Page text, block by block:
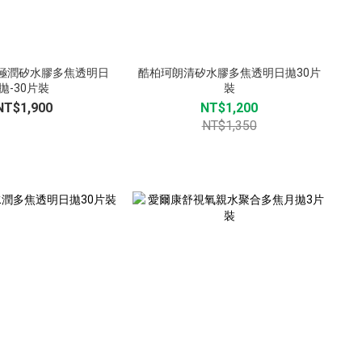
潤矽水膠多焦透明日
-30片裝
酷柏珂朗清矽水膠多焦透明日拋30片
裝
NT$1,200
NT$1,350